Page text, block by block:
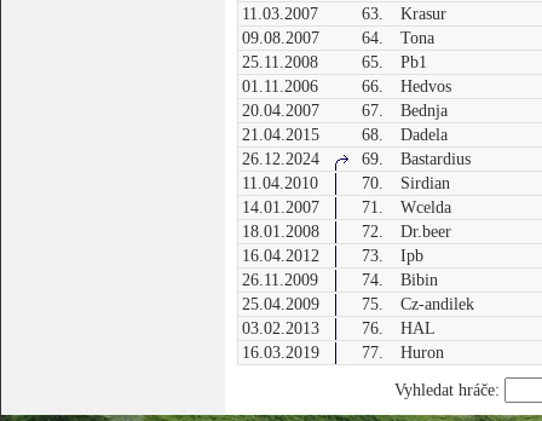
11.03.2007
63.
Krasur
09.08.2007
64.
Tona
25.11.2008
65.
Pb1
01.11.2006
66.
Hedvos
20.04.2007
67.
Bednja
21.04.2015
68.
Dadela
26.12.2024
69.
Bastardius
11.04.2010
70.
Sirdian
14.01.2007
71.
Wcelda
18.01.2008
72.
Dr.beer
16.04.2012
73.
Ipb
26.11.2009
74.
Bibin
25.04.2009
75.
Cz-andilek
03.02.2013
76.
HAL
16.03.2019
77. Huron
Vyhledat hráče: